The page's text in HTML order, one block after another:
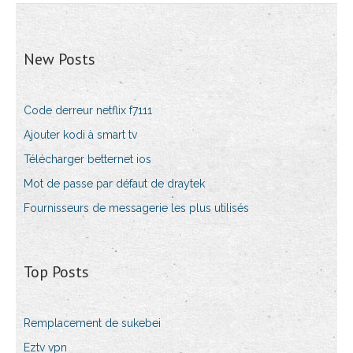
New Posts
Code derreur netflix f7111
Ajouter kodi à smart tv
Télécharger betternet ios
Mot de passe par défaut de draytek
Fournisseurs de messagerie les plus utilisés
Top Posts
Remplacement de sukebei
Eztv vpn